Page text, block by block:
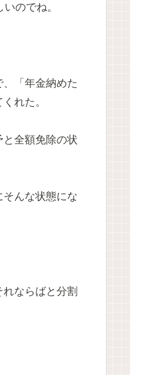
のでね。
「年金納めた
れた。
全額免除の状
んな状態にな
ならばと分割